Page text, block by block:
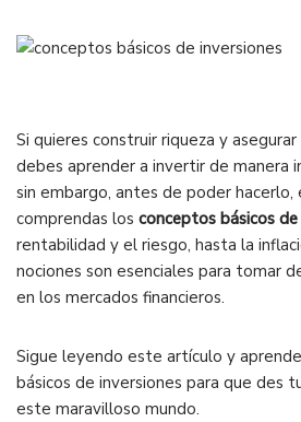
Si quieres construir riqueza y
debes aprender a invertir de manera
sin embargo, antes de poder
comprendas los conceptos básicos
rentabilidad y el riesgo, hasta la
nociones son esenciales para tomar
en los mercados financieros.
Sigue leyendo este artículo y
básicos de inversiones para que des
este maravilloso mundo.